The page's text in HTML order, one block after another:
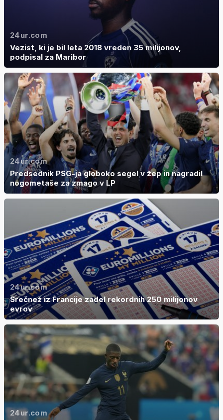
24ur.com
Vezist, ki je bil leta 2018 vreden 35 milijonov,
podpisal za Maribor
24ur.com
Predsednik PSG-ja globoko segel v žep in nagradil
nogometaše za zmago v LP
24ur.com
Srečnež iz Francije zadel rekordnih 250 milijonov
evrov
24ur.com